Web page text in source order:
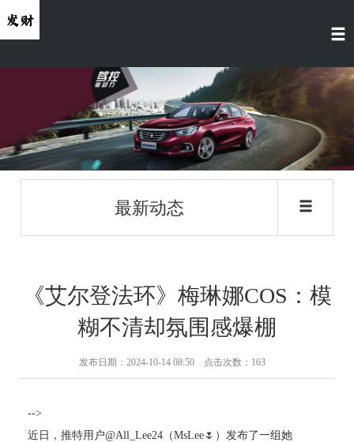
最新动态
《艾尔登法环》梅琳娜COS：模
糊不清却氛围感爆棚
发布日期：2024-10-14 08:50 点击次数：163
-->
近日，推特用户@All_Lee24（MsLee🌷）发布了一组她